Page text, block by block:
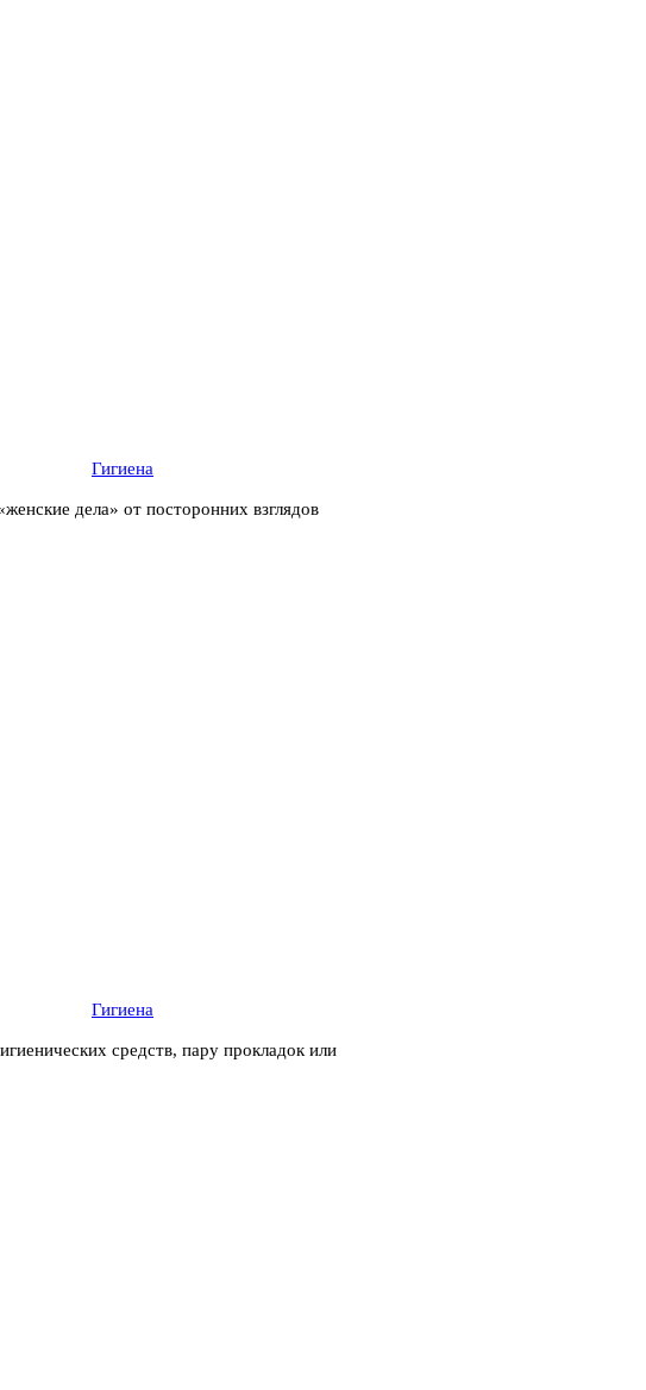
Гигиена
дела» от посторонних взглядов
Гигиена
средств, пару прокладок или